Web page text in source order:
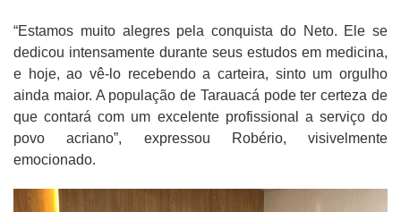
“Estamos muito alegres pela conquista do Neto. Ele se
dedicou intensamente durante seus estudos em medicina,
e hoje, ao vê-lo recebendo a carteira, sinto um orgulho
ainda maior. A população de Tarauacá pode ter certeza de
que contará com um excelente profissional a serviço do
povo acriano”, expressou Robério, visivelmente
emocionado.